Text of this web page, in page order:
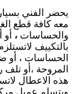
يحضر الفني
معه كافة قطع
والحساسات ، أو
بالتكييف
الحساسات ، أو
المروحة ،أو
ويتسلم عميل